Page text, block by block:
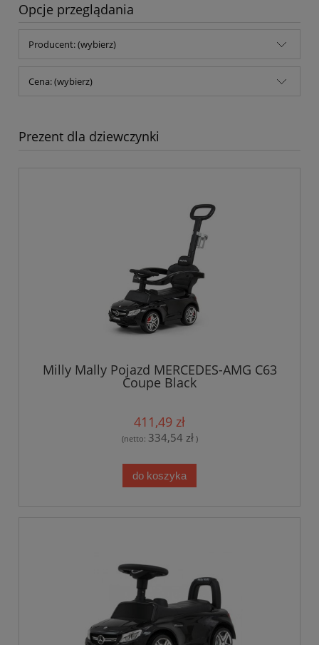
Opcje przeglądania
Producent: (wybierz)
Cena: (wybierz)
Prezent dla dziewczynki
Milly Mally Pojazd MERCEDES-AMG C63
Coupe Black
411,49 zł
(netto: 334,54 zł)
do koszyka